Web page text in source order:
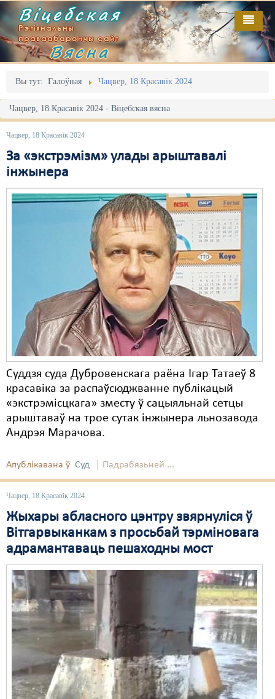
Віцебская
Рэгіянальны
праваабарончы сайт
Вясна
Вы тут: Галоўная Чацвер, 18 Красавік 2024
Чацвер, 18 Красавік 2024 - Віцебская вясна
Чацвер, 18 Красавік 2024
За «экстрэмізм» улады арыштавалі
інжынера
Суддзя суда Дубровенскага раёна Ігар Татаеў 8
красавіка за распаўсюджванне публікацый
«экстрэмісцкага» зместу ў сацыяльнай сетцы
арыштаваў на трое сутак інжынера льнозавода
Андрэя Марачова.
Апублікавана ў Суд Падрабязьней ...
Чацвер, 18 Красавік 2024
Жыхары абласного цэнтру звярнуліся ў
Вітгарвыканкам з просьбай тэрміновага
адрамантаваць пешаходны мост
Галоўная
Адміністрацыйны перасьлед
Акцыі
Выбары
Грамадзянскія ініцыятывы
Дзяржава
КПЧ ААН
Культурныя правы
ЛПП
Мігранты
Мірныя сходы
Палітвязьні
Пэнітэнцыярная сыстэма
Распальваньне варожасьці
Рознае
Свабода слова
Свабода сумленьня
Суд
Сьмяротнае пакараньне
Экалёгія
Правы працоўных
Выданьні
Відэа
Пра нас
RSS